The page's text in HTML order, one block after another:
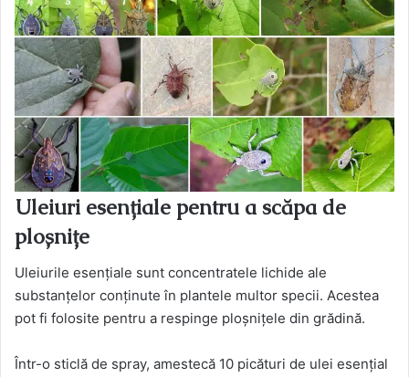
Uleiuri esențiale pentru a scăpa de
ploșnițe
Uleiurile esențiale sunt concentratele lichide ale
substanțelor conținute în plantele multor specii. Acestea
pot fi folosite pentru a respinge ploșnițele din grădină.
Într-o sticlă de spray, amestecă 10 picături de ulei esențial